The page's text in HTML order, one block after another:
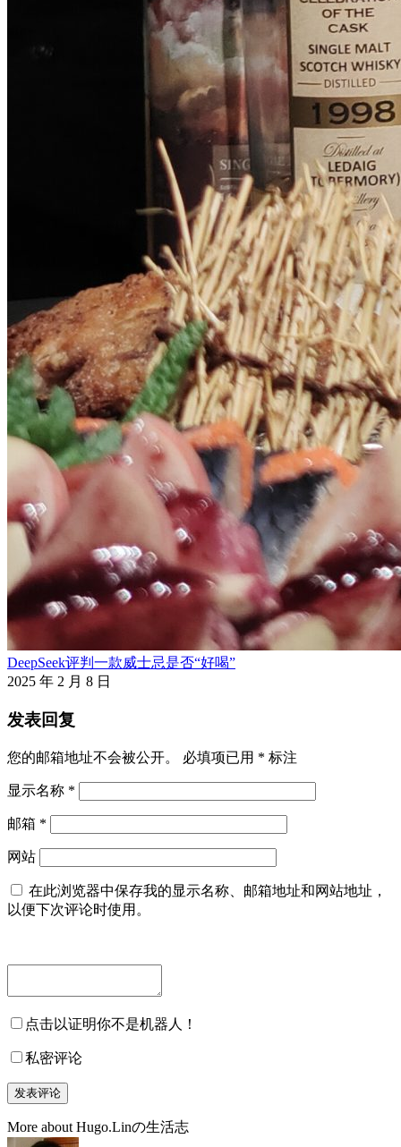
DeepSeek评判一款威士忌是否“好喝”
2025 年 2 月 8 日
发表回复
您的邮箱地址不会被公开。 必填项已用 * 标注
显示名称 *
邮箱 *
网站
在此浏览器中保存我的显示名称、邮箱地址和网站地址，
以便下次评论时使用。
点击以证明你不是机器人！
私密评论
More about Hugo.Linの生活志